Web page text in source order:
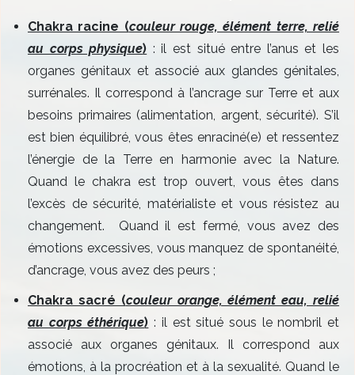
Chakra racine (couleur rouge, élément terre, relié
au corps physique) : il est situé entre l’anus et les
organes génitaux et associé aux glandes génitales,
surrénales. Il correspond à l’ancrage sur Terre et aux
besoins primaires (alimentation, argent, sécurité). S’il
est bien équilibré, vous êtes enraciné(e) et ressentez
l’énergie de la Terre en harmonie avec la Nature.
Quand le chakra est trop ouvert, vous êtes dans
l’excès de sécurité, matérialiste et vous résistez au
changement. Quand il est fermé, vous avez des
émotions excessives, vous manquez de spontanéité,
d’ancrage, vous avez des peurs ;
Chakra sacré (couleur orange, élément eau, relié
au corps éthérique) : il est situé sous le nombril et
associé aux organes génitaux. Il correspond aux
émotions, à la procréation et à la sexualité. Quand le